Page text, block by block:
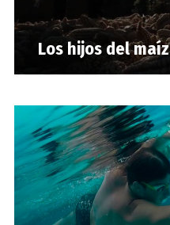
Los hijos del maíz